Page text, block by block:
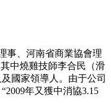
事、河南省商業協會理
中燒雞技師李合民（滑
國家領導人。由于公司
年又獲中消協3.15